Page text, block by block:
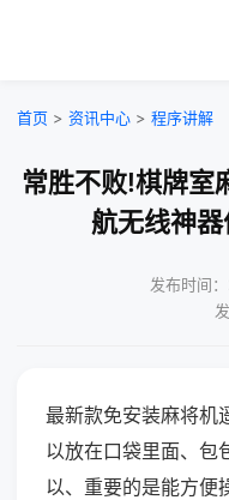
首页 > 资讯中心 > 程序讲解
常胜不败!棋牌室
航无线神
发布时间
最新款免安装麻将机
以放在口袋里面、包
以、重要的是能方便